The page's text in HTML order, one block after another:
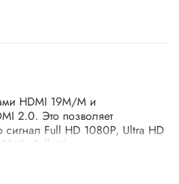
HDMI 19M/M и
2.0. Это позволяет
сигнал Full HD 1080P, Ultra HD
Full 4K с разрешением
пропускной способностью